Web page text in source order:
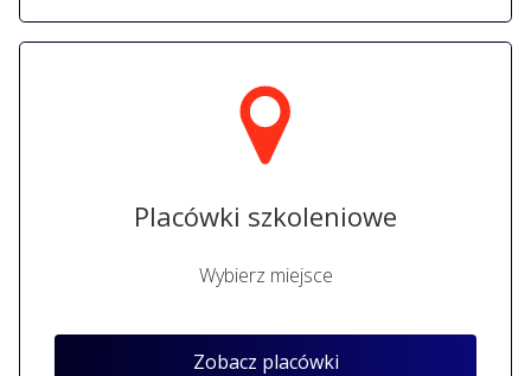
Placówki szkoleniowe
Wybierz miejsce
Zobacz placówki